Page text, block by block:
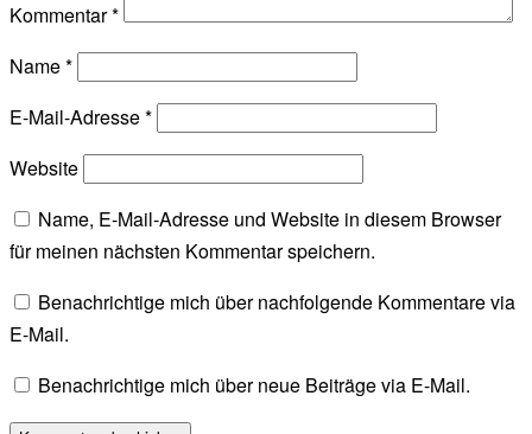
Kommentar*
Name*
E-Mail-Adresse*
Website
Name, E-Mail-Adresse und Website in diesem Browser
für meinen nächsten Kommentar speichern.
Benachrichtige mich über nachfolgende Kommentare via
E-Mail.
Benachrichtige mich über neue Beiträge via E-Mail.